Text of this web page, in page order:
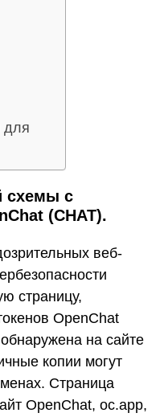
для
схемы с
(CHAT).
веб-
страницу,
OpenChat
на сайте
копии могут
Страница
OpenChat, oc.app,